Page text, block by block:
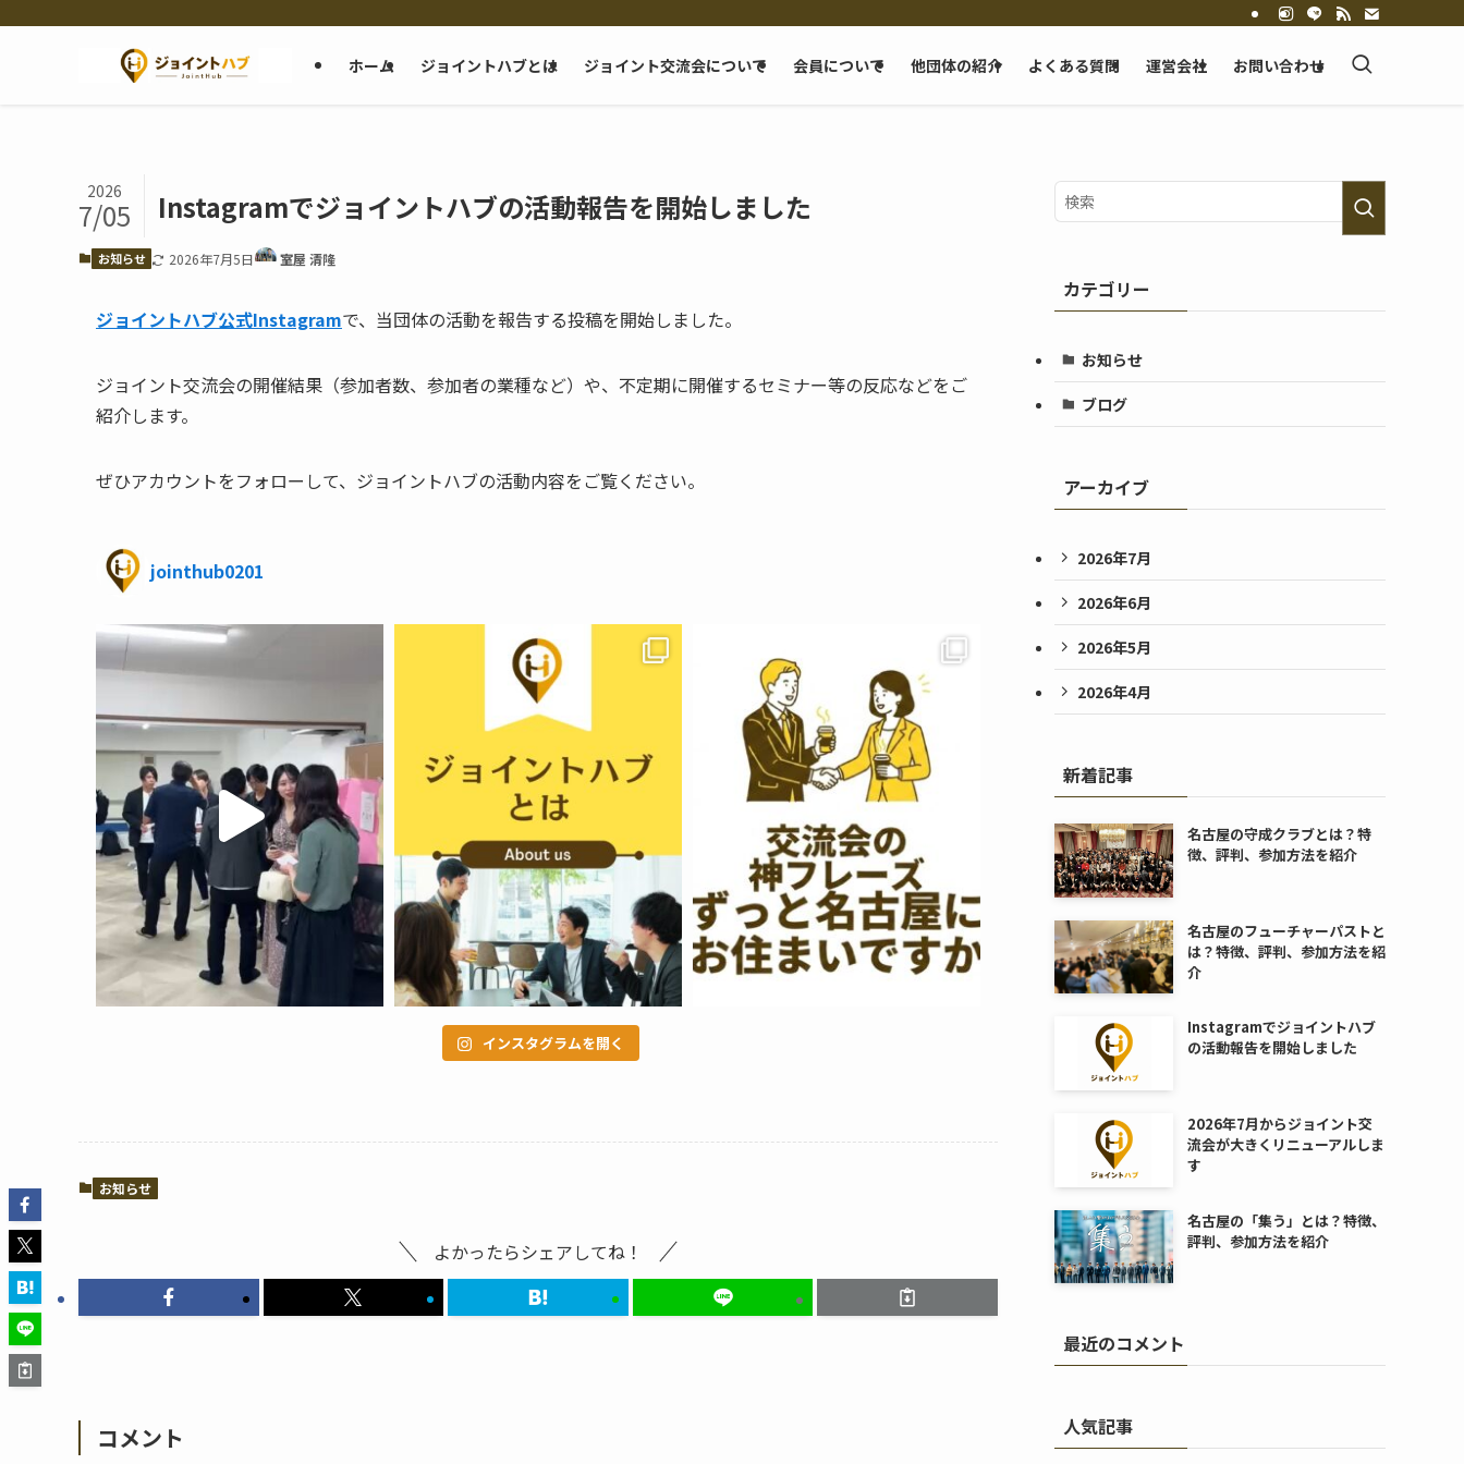
ホーム ジョイントハブとは ジョイント交流会について 会員について 他団体の紹介 よくある質問 運営会社 お問い合わせ
Instagramでジョイントハブの活動報告を開始しました
2026
7/05
お知らせ 2026年7月5日 室屋 清隆
ジョイントハブ公式Instagramで、当団体の活動を報告する投稿を開始しました。
ジョイント交流会の開催結果（参加者数、参加者の業種など）や、不定期に開催するセミナー等の反応などをご
紹介します。
ぜひアカウントをフォローして、ジョイントハブの活動内容をご覧ください。
jointhub0201
インスタグラムを開く
お知らせ
よかったらシェアしてね！
コメント
カテゴリー
お知らせ
ブログ
アーカイブ
2026年7月
2026年6月
2026年5月
2026年4月
新着記事
名古屋の守成クラブとは？特
徴、評判、参加方法を紹介
名古屋のフューチャーパストと
は？特徴、評判、参加方法を紹
介
Instagramでジョイントハブ
の活動報告を開始しました
2026年7月からジョイント交
流会が大きくリニューアルしま
す
名古屋の「集う」とは？特徴、
評判、参加方法を紹介
最近のコメント
人気記事